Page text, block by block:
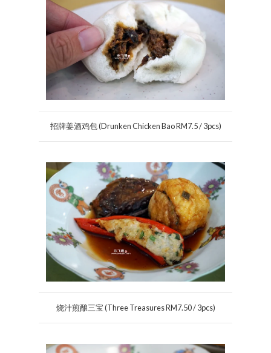
招牌姜酒鸡包 (Drunken Chicken Bao RM7.5 / 3pcs)
烧汁煎酿三宝 (Three Treasures RM7.50 / 3pcs)